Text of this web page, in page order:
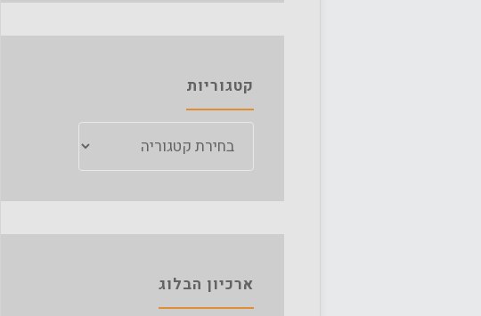
קטגוריות
ארכיון הבלוג